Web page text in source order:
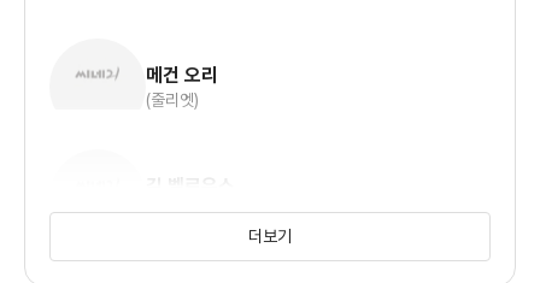
메건 오리
(줄리엣)
길 벨로우스
(니콜라이 푸틴)
더보기